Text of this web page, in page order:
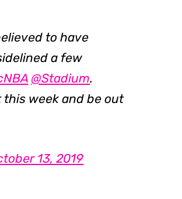
to have
a few
@Stadium.
this week and be out
13, 2019